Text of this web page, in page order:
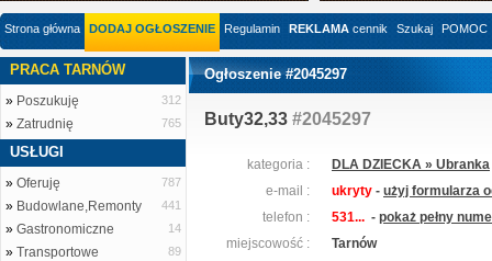
Strona główna DODAJ OGŁOSZENIE Regulamin REKLAMA cennik Szukaj POMOC
PRACA TARNÓW
» Poszukuję 312
» Zatrudnię 765
USŁUGI
» Oferuję 787
» Budowlane,Remonty 441
» Gastronomiczne 14
» Transportowe 89
Ogłoszenie #2045297
Buty32,33 #2045297
kategoria :
DLA DZIECKA » Ubranka
e-mail :
ukryty - użyj formularza
telefon :
531... - pokaż pełny
miejscowość :
Tarnów